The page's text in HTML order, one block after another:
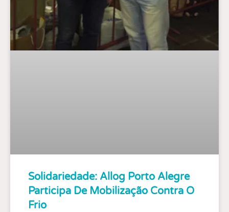
Solidariedade: Allog Porto Alegre
Participa De Mobilização Contra O
Frio